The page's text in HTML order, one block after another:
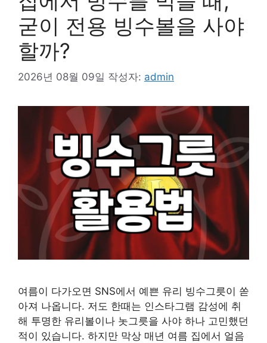
굳이 전용 빙수볼을 사야
할까?
2026년 08월 09일 작성자: admin
여름이 다가오면 SNS에서 예쁜 유리 빙수그릇이 쏟
아져 나옵니다. 저도 한때는 인스타그램 감성에 취
해 투명한 유리볼이나 놋그릇을 사야 하나 고민했던
적이 있습니다. 하지만 막상 매년 여름 집에서 얼음